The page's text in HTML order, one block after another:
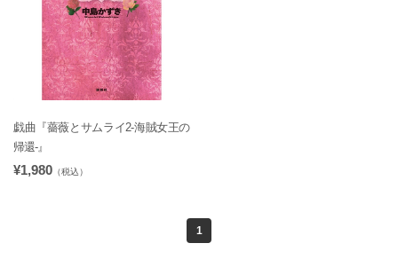
戯曲『薔薇とサムライ2-海賊女王の
帰還-』
¥1,980 （税込）
1